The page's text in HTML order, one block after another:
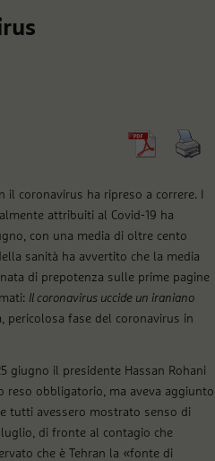
coronavirus ha ripreso a correre. I
attribuiti al Covid-19 ha
con una media di oltre cento
sanità ha avvertito che la media
di prepotenza sulle prime pagine
Il coronavirus uccide un iraniano
pericolosa fase del coronavirus in
giugno il presidente Hassan Rohani
reso obbligatorio, ma aveva aggiunto
tutti avessero mostrato senso di
di fronte al contagio che
che è Tehran la «fonte di